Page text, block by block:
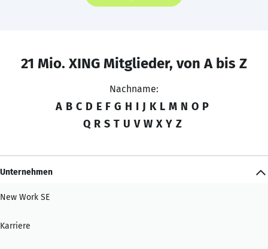
21 Mio. XING Mitglieder, von A bis Z
Nachname:
A B C D E F G H I J K L M N O P
Q R S T U V W X Y Z
Unternehmen
New Work SE
Karriere